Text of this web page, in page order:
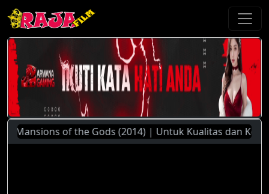
of the Gods (2014) | Untuk Kualitas dan